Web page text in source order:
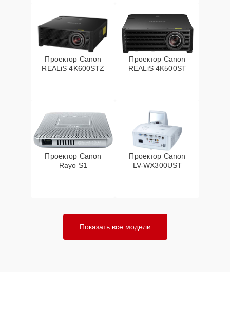
Проектор Canon
REALiS 4K600STZ
Проектор Canon
REALiS 4K500ST
Проектор Canon
Rayo S1
Проектор Canon
LV-WX300UST
Показать все модели